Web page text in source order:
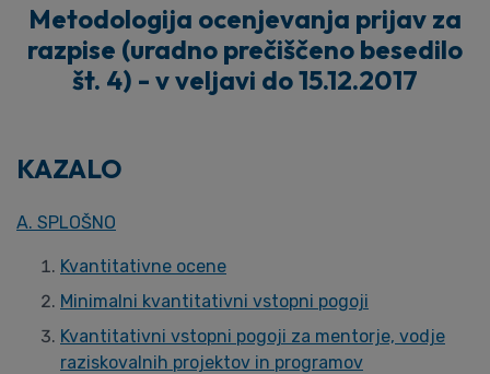
Metodologija ocenjevanja prijav za
razpise (uradno prečiščeno besedilo
št. 4) - v veljavi do 15.12.2017
KAZALO
A. SPLOŠNO
Kvantitativne ocene
Minimalni kvantitativni vstopni pogoji
Kvantitativni vstopni pogoji za mentorje, vodje
raziskovalnih projektov in programov